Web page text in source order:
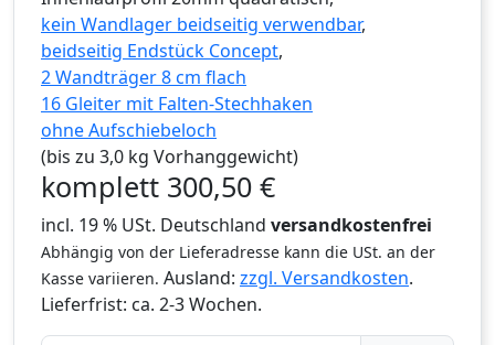
kein Wandlager beidseitig verwendbar,
beidseitig Endstück Concept,
2 Wandträger 8 cm flach
16 Gleiter mit Falten-Stechhaken
ohne Aufschiebeloch
(bis zu 3,0 kg Vorhanggewicht)
komplett 300,50 €
incl. 19 % USt. Deutschland versandkostenfrei
Abhängig von der Lieferadresse kann die USt. an der
Kasse variieren. Ausland: zzgl. Versandkosten.
Lieferfrist: ca. 2-3 Wochen.